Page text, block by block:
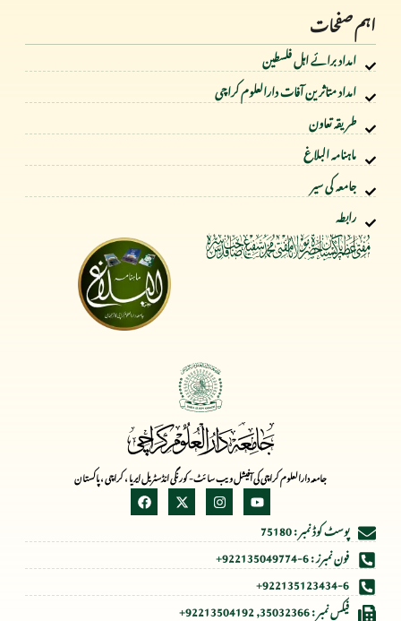
اہم صفحات
امداد برائے اہل فلسطین
امداد متاثرین آفات دارالعلوم کراچی
طریقہ تعاون
ماہنامہ البلاغ
جامعہ کی سیر
رابطہ
جامعہ دارالعلوم کراچی کی آفیشل ویب سائٹ- کورنگی انڈسٹریل ایریا ، کراچی ، پاکستان
پوسٹ کوڈ نمبر : 75180
فون نمبرز : 6-922135049774+
922135123434-6+
فیکس نمبر : 35032366, 92213504192+